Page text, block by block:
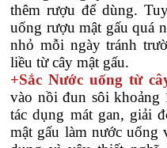
thêm rượu để dùng.
uống rượu mật gấu quá
nhỏ mỗi ngày tránh
liều từ cây mật gấu.
+Sắc Nước uống từ
vào nồi đun sôi khoảng
tác dụng mát gan, giải
mật gấu làm nước uống